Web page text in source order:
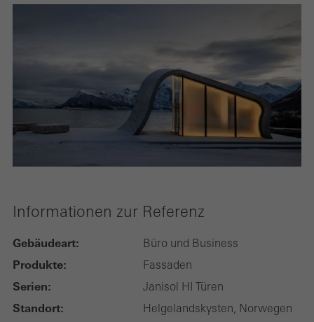
Informationen zur Referenz
Gebäudeart: Büro und Business
Produkte: Fassaden
Serien: Janisol HI Türen
Standort: Helgelandskysten, Norwegen